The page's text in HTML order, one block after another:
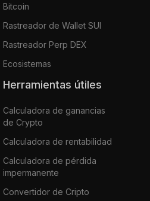
Bitcoin
Rastreador de Wallet SUI
Rastreador Perp DEX
Ecosistemas
Herramientas útiles
Calculadora de ganancias
de Crypto
Calculadora de rentabilidad
Calculadora de pérdida
impermanente
Convertidor de Cripto